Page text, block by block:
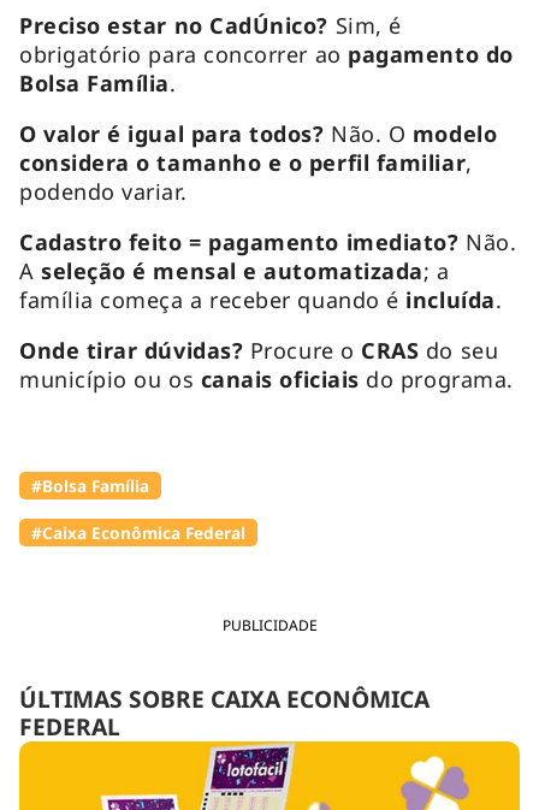
PUBLICIDADE
ÚLTIMAS SOBRE CAIXA ECONÔMICA
FEDERAL
Preciso estar no CadÚnico? Sim, é
obrigatório para concorrer ao pagamento do
Bolsa Família.
O valor é igual para todos? Não. O modelo
considera o tamanho e o perfil familiar,
podendo variar.
Cadastro feito = pagamento imediato? Não.
Aseleção é mensal e automatizada; a
família começa a receber quando é incluída.
Onde tirar dúvidas? Procure o CRAS do seu
município ou os canais oficiais do programa.
#Bolsa Família
#Caixa Econômica Federal